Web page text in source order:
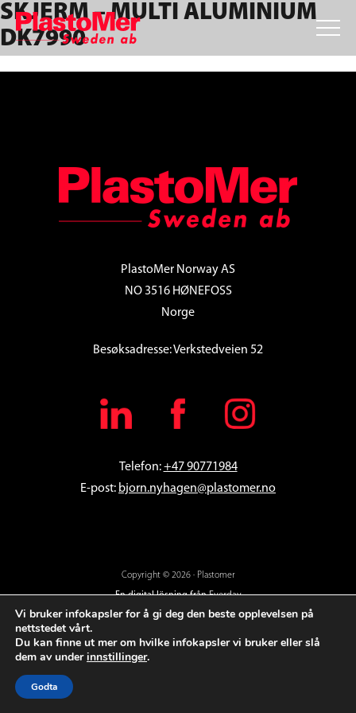
Skip
to
primary
navigation
Skip
to
main
content
Skip
to
footer
SKJERM – MULTI ALUMINIUM
DK7990
PlastoMer Norway AS
NO 3516 HØNEFOSS
Norge
Besøksadresse: Verkstedveien 52
Telefon:+47 90771984
E-post: bjorn.nyhagen@plastomer.no
Copyright © 2026 · Plastomer
En digital lösning frånEverday
Vi bruker infokapsler for å gi deg den beste opplevelsen på
nettstedet vårt.
Du kan finne ut mer om hvilke infokapsler vi bruker eller slå
dem av underinnstillinger.
Godta